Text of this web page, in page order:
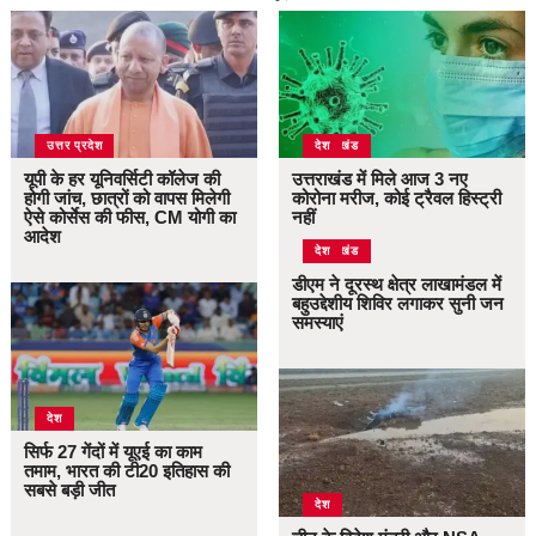
उत्तर प्रदेश
यूपी के हर यूनिवर्सिटी कॉलेज की
होगी जांच, छात्रों को वापस मिलेगी
ऐसे कोर्सेस की फीस, CM योगी का
आदेश
देश
सिर्फ 27 गेंदों में यूएई का काम
तमाम, भारत की टी20 इतिहास की
सबसे बड़ी जीत
उत्तराखंड
देश
उत्तराखंड में मिले आज 3 नए
कोरोना मरीज, कोई ट्रैवल हिस्ट्री
नहीं
उत्तराखंड
देश
डीएम ने दूरस्थ क्षेत्र लाखामंडल में
बहुउद्देशीय शिविर लगाकर सुनी जन
समस्याएं
देश